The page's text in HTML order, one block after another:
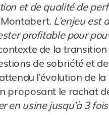
et de qualité de
L’enjeu est
profitable pour
de la
de sobriété et
attendu l’évolution
proposant le rachat
en usine jusqu’à 3